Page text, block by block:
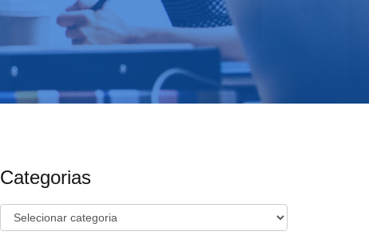
Categorias
Categorias